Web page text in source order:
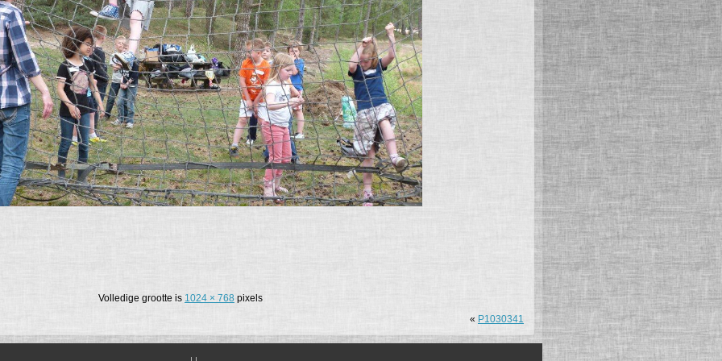
Volledige grootte is 1024 × 768 pixels
« P1030341